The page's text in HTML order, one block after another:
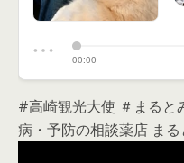
#高崎観光大使 ＃まる
病・予防の相談薬店 ま